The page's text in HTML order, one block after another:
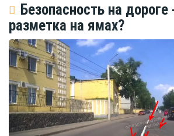
Безопасность на
разметка на ямах?